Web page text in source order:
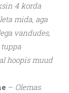
4 korda
mida, aga
vandudes,
hoopis muud
– Olemas.